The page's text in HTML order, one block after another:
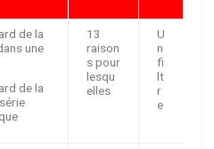
de la
une
de la
13
raison
s pour
lesqu
elles
U
n
fi
lt
r
e